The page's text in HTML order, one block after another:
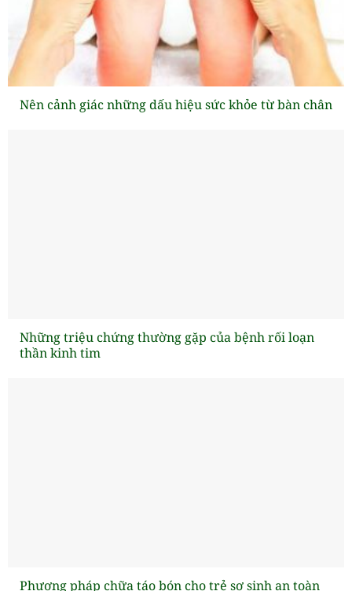
Nên cảnh giác những dấu hiệu sức khỏe từ bàn chân
Những triệu chứng thường gặp của bệnh rối loạn
thần kinh tim
Phương pháp chữa táo bón cho trẻ sơ sinh an toàn